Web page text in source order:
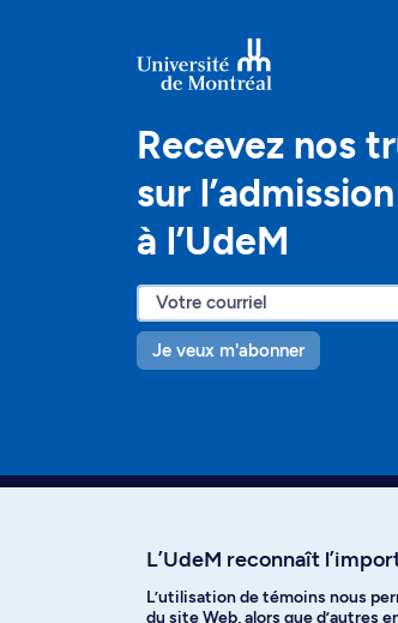
Recevez nos
sur
à l’UdeM
Je veux m'abonner
Facebook
L’UdeM reconnaît
L’utilisation de témoins nous
du site Web, alors que d’autres